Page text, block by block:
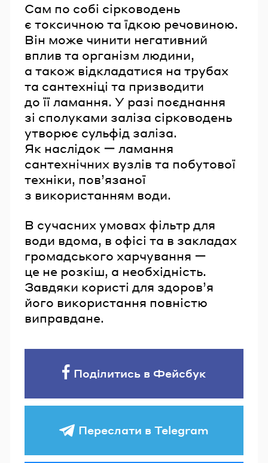
Сам по собі сірководень
є токсичною та їдкою речовиною.
Він може чинити негативний
вплив та організм людини,
а також відкладатися на трубах
та сантехніці та призводити
до її ламання. У разі поєднання
зі сполуками заліза сірководень
утворює сульфід заліза.
Як наслідок ー ламання
сантехнічних вузлів та побутової
техніки, пов’язаної
з використанням води.
В сучасних умовах фільтр для
води вдома, в офісі та в закладах
громадського харчування ー
це не розкіш, а необхідність.
Завдяки користі для здоров’я
його використання повністю
виправдане.
Поділитись в Фейсбук
Переслати в Telegram